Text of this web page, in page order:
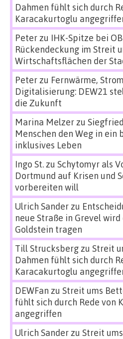
Dahmen fühlt sich durch
Karacakurtoglu
Peterzu IHK-Spitze bei
Rückendeckung im Streit
Wirtschaftsflächen der
Peterzu Fernwärme,
Digitalisierung: DEW21
die Zukunft
Marina Melzerzu
Menschen den Weg in
inklusives Leben
Ingo St.zu Schytomyr als
Dortmund auf Krisen und
vorbereiten will
Ulrich Sanderzu
neue Straße in Grevel
Goldstein tragen
Till Strucksbergzu Streit
Dahmen fühlt sich durch
Karacakurtoglu
DEWFan zu Streit ums
fühlt sich durch Rede von
angegriffen
Ulrich Sanderzu Streit